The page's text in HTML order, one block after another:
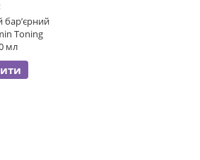
бар’єрний
Toning
мл